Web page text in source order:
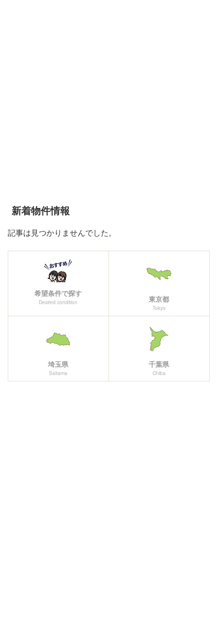
新着物件情報
記事は見つかりませんでした。
希望条件で探す
Desired condition 東京都
Tokyo
埼玉県
Saitama
千葉県
Chiba